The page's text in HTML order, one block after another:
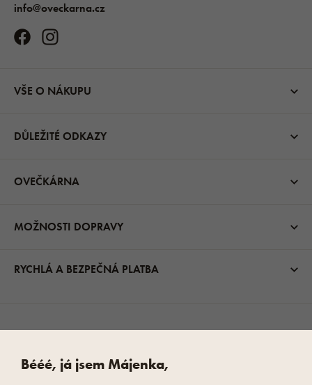
info@oveckarna.cz
VŠE O NÁKUPU
DŮLEŽITÉ ODKAZY
OVEČKÁRNA
MOŽNOSTI DOPRAVY
RYCHLÁ A BEZPEČNÁ PLATBA
Bééé, já jsem Májenka,